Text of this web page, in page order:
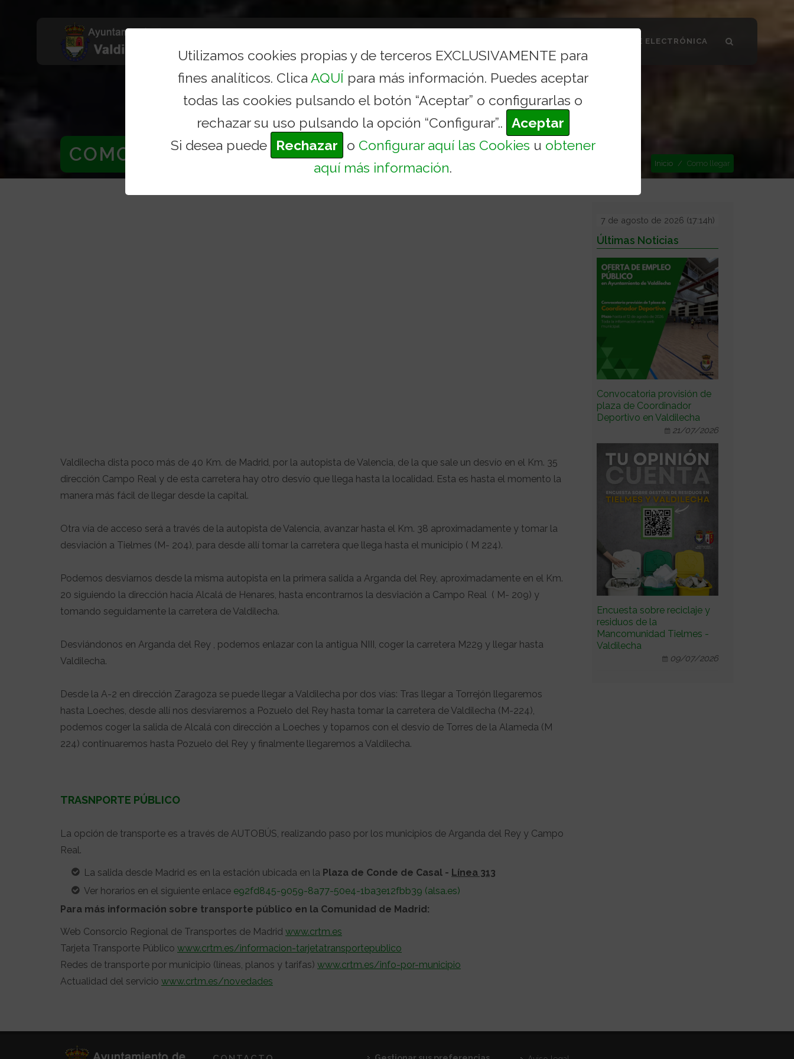
Utilizamos cookies propias y de terceros EXCLUSIVAMENTE para
fines analíticos. Clica AQUÍ para más información. Puedes aceptar
todas las cookies pulsando el botón “Aceptar” o configurarlas o
rechazar su uso pulsando la opción “Configurar”.. Aceptar
Si desea puede
Rechazar o Configurar aquí las Cookies u obtener
aquí más información.
SEDE ELECTRÓNICA
COMO LLEGAR Inicio Como llegar
Valdilecha dista poco más de 40 Km. de Madrid, por la autopista de Valencia, de la que sale un desvío en el Km. 35
dirección Campo Real y de esta carretera hay otro desvío que llega hasta la localidad. Esta es hasta el momento la
manera más fácil de llegar desde la capital.
Otra vía de acceso será a través de la autopista de Valencia, avanzar hasta el Km. 38 aproximadamente y tomar la
desviación a Tielmes (M- 204), para desde allí tomar la carretera que llega hasta el municipio ( M 224).
Podemos desviarnos desde la misma autopista en la primera salida a Arganda del Rey, aproximadamente en el Km.
20 siguiendo la dirección hacía Alcalá de Henares, hasta encontrarnos la desviación a Campo Real ( M- 209) y
tomando seguidamente la carretera de Valdilecha.
Desviándonos en Arganda del Rey , podemos enlazar con la antigua NIII, coger la carretera M229 y llegar hasta
Valdilecha.
Desde la A-2 en dirección Zaragoza se puede llegar a Valdilecha por dos vías: Tras llegar a Torrejón llegaremos
hasta Loeches, desde allí nos desviaremos a Pozuelo del Rey hasta tomar la carretera de Valdilecha (M-224),
podemos coger la salida de Alcalá con dirección a Loeches y toparnos con el desvío de Torres de la Alameda (M
224) continuaremos hasta Pozuelo del Rey y finalmente llegaremos a Valdilecha.
TRASNPORTE PÚBLICO
La opción de transporte es a través de AUTOBÚS, realizando paso por los municipios de Arganda del Rey y Campo
Real.
La salida desde Madrid es en la estación ubicada en la Plaza de Conde de Casal - Línea 313
Ver horarios en el siguiente enlace e92fd845-9059-8a77-50e4-1ba3e12fbb39 (alsa.es)
Para más información sobre transporte público en la Comunidad de Madrid:
Web Consorcio Regional de Transportes de Madrid www.crtm.es
Tarjeta Transporte Público www.crtm.es/informacion-tarjetatransportepublico
Redes de transporte por municipio (líneas, planos y tarifas) www.crtm.es/info-por-municipio
Actualidad del servicio www.crtm.es/novedades
7 de agosto de 2026 (17:14h)
Últimas Noticias
Convocatoria provisión de
plaza de Coordinador
Deportivo en Valdilecha
21/07/2026
Encuesta sobre reciclaje y
residuos de la
Mancomunidad Tielmes -
Valdilecha
09/07/2026